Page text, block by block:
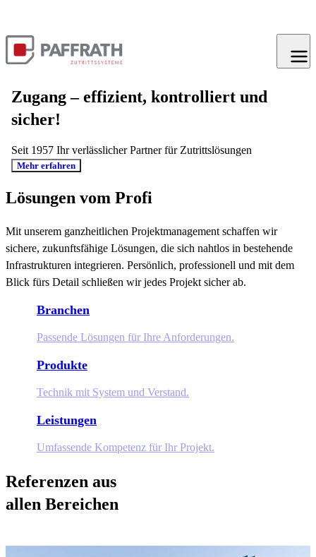
Zugang – effizient, kontrolliert und
sicher!
Seit 1957 Ihr verlässlicher Partner für Zutrittslösungen
Mehr erfahren
Lösungen vom Profi
Mit unserem ganzheitlichen Projektmanagement schaffen wir
sichere, zukunftsfähige Lösungen, die sich nahtlos in bestehende
Infrastrukturen integrieren. Persönlich, professionell und mit dem
Blick fürs Detail schließen wir jedes Projekt sicher ab.
Branchen
Passende Lösungen für Ihre Anforderungen.
Produkte
Technik mit System und Verstand.
Leistungen
Umfassende Kompetenz für Ihr Projekt.
Referenzen aus
allen Bereichen